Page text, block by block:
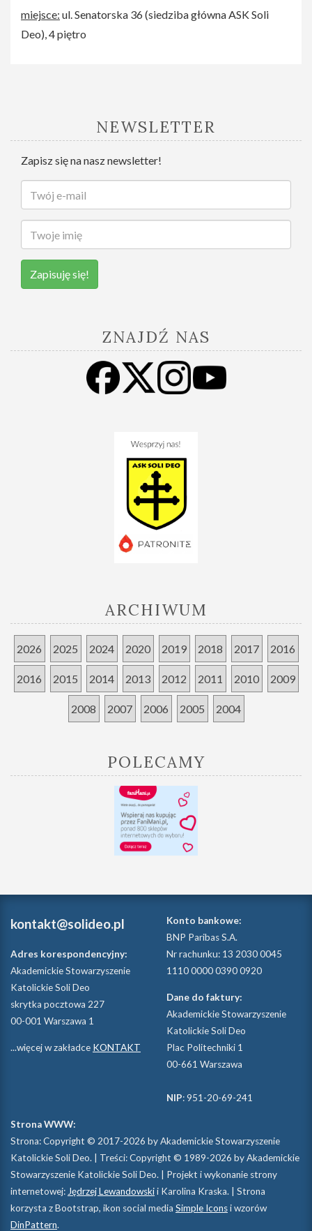
miejsce: ul. Senatorska 36 (siedziba główna ASK Soli
Deo), 4 piętro
NEWSLETTER
Zapisz się na nasz newsletter!
Zapisuję się!
ZNAJDŹ NAS
ARCHIWUM
2026 2025 2024 2020 2019 2018 2017 2016
2016 2015 2014 2013 2012 2011 2010 2009
2008 2007 2006 2005 2004
POLECAMY
kontakt@solideo.pl
Adres korespondencyjny:
Akademickie Stowarzyszenie
Katolickie Soli Deo
skrytka pocztowa 227
00-001 Warszawa 1
...więcej w zakładce KONTAKT
Konto bankowe:
BNP Paribas S.A.
Nr rachunku: 13 2030 0045
1110 0000 0390 0920
Dane do faktury:
Akademickie Stowarzyszenie
Katolickie Soli Deo
Plac Politechniki 1
00-661 Warszawa
NIP: 951-20-69-241
Strona WWW:
Strona: Copyright © 2017-2026 by Akademickie Stowarzyszenie
Katolickie Soli Deo. | Treści: Copyright © 1989-2026 by Akademickie
Stowarzyszenie Katolickie Soli Deo. | Projekt i wykonanie strony
internetowej: Jędrzej Lewandowskii Karolina Kraska. | Strona
korzysta z Bootstrap, ikon social media Simple Iconsi wzorów
DinPattern.